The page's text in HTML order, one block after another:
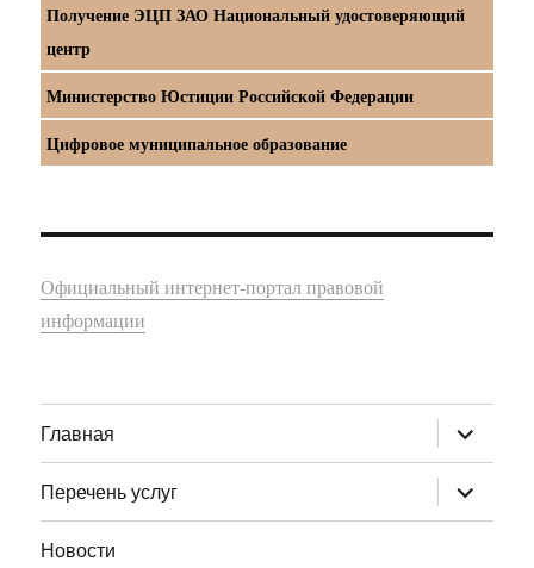
Получение ЭЦП ЗАО Национальный удостоверяющий
центр
Министерство Юстиции Российской Федерации
Цифровое муниципальное образование
Официальный интернет-портал правовой
информации
Главная раскрыть
дочернее
меню
Перечень услуг
раскрыть
дочернее
меню
Новости